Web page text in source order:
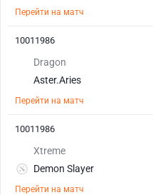
Перейти на матч
Dragon
Aster.Aries
Перейти на матч
10011986
Xtreme
Demon Slayer
Перейти на матч
10011986